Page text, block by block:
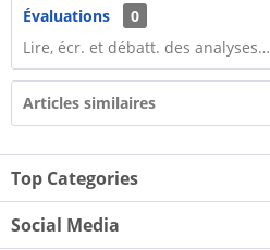
Évaluations
0
Lire, écr. et débatt. des analyses…
Articles similaires
Top Categories
Social Media